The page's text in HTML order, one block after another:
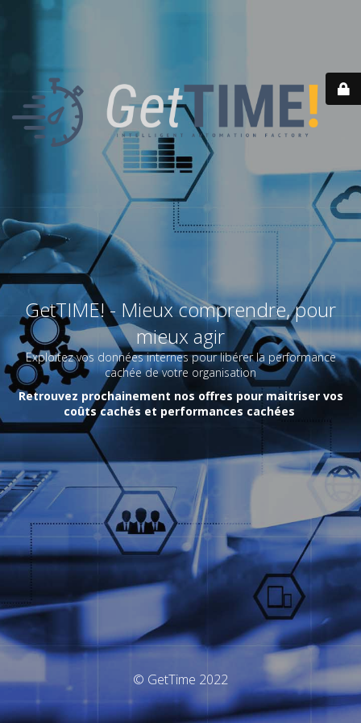
GetTIME! - Mieux comprendre, pour
mieux agir
Exploitez vos données internes pour libérer la performance
cachée de votre organisation
Retrouvez prochainement nos offres pour maitriser vos
coûts cachés et performances cachées
© GetTime 2022